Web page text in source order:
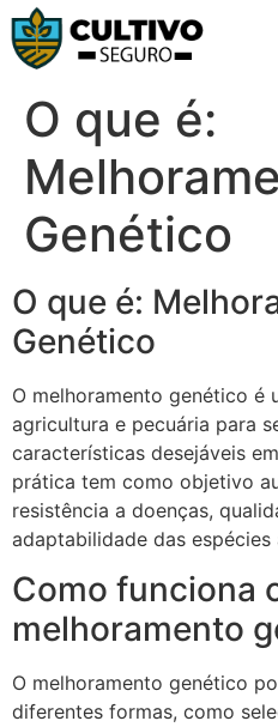
O que é:
Genético
O que é:
Genético
O melhoramento genético é
agricultura e pecuária para
características desejáveis
prática tem como objetivo
resistência a doenças,
adaptabilidade das
Como funciona
melhoramento
O melhoramento genético
diferentes formas, como